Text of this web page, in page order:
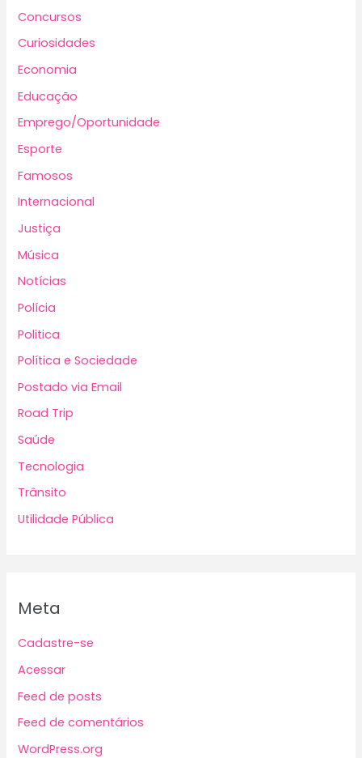
Concursos
Curiosidades
Economia
Educação
Emprego/Oportunidade
Esporte
Famosos
Internacional
Justiça
Música
Notícias
Polícia
Politica
Política e Sociedade
Postado via Email
Road Trip
Saúde
Tecnologia
Trânsito
Utilidade Pública
Meta
Cadastre-se
Acessar
Feed de posts
Feed de comentários
WordPress.org